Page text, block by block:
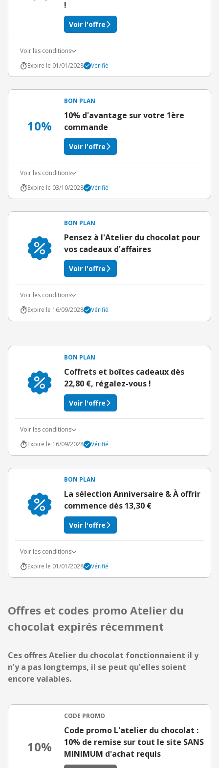
!
Voir l'offre
Voir les conditions
Expire le 01/01/2028
Vérifié
10%
BON PLAN
10% d'avantage sur votre 1ère
commande
Voir l'offre
Voir les conditions
Expire le 03/10/2028
Vérifié
BON PLAN
Pensez à l'Atelier du chocolat pour
vos cadeaux d'affaires
Voir l'offre
Voir les conditions
Expire le 16/09/2028
Vérifié
BON PLAN
Coffrets et boîtes cadeaux dès
22,80 €, régalez-vous !
Voir l'offre
Voir les conditions
Expire le 16/09/2028
Vérifié
BON PLAN
La sélection Anniversaire & À offrir
commence dès 13,30 €
Voir l'offre
Voir les conditions
Expire le 01/01/2028
Vérifié
Offres et codes promo Atelier du
chocolat expirés récemment
Ces offres Atelier du chocolat fonctionnaient il y
n'y a pas longtemps, il se peut qu'elles soient
encore valables.
10%
CODE PROMO
Code promo L'atelier du chocolat :
10% de remise sur tout le site SANS
MINIMUM d'achat requis